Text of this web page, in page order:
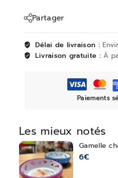
Les mieux notés
Gamelle
6€
Partager
Délai de livraison :
Livraison gratuite :À
Paiements